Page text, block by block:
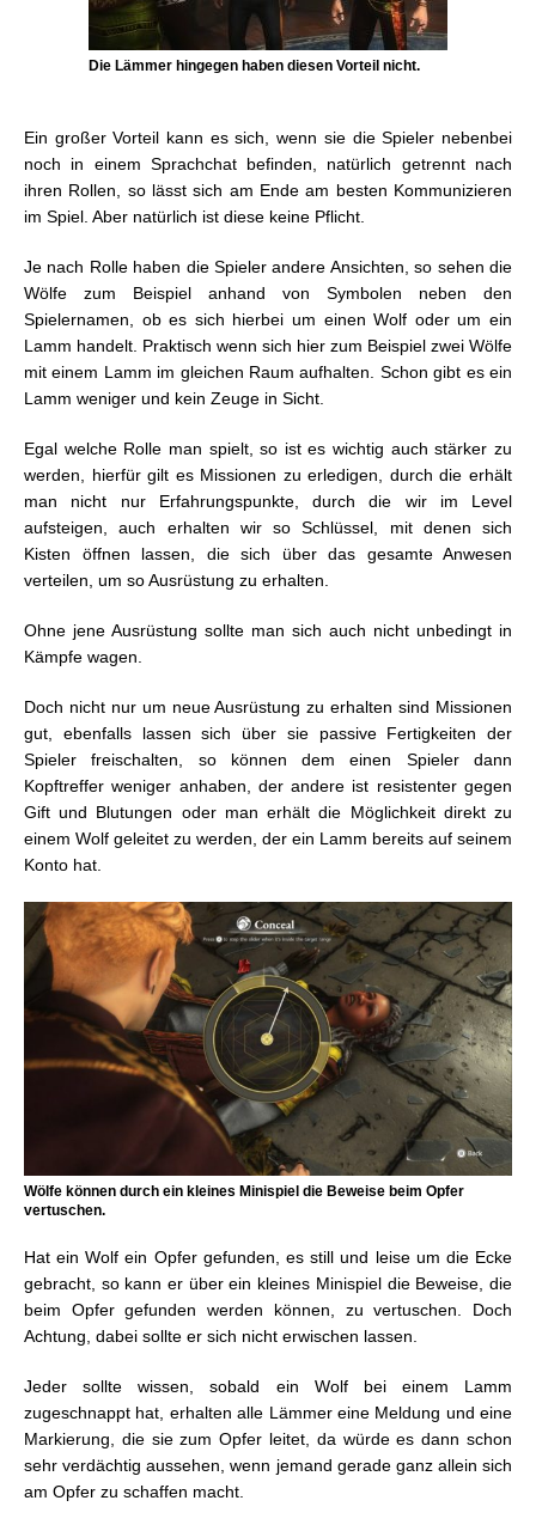
Die Lämmer hingegen haben diesen Vorteil nicht.
Ein großer Vorteil kann es sich, wenn sie die Spieler nebenbei
noch in einem Sprachchat befinden, natürlich getrennt nach
ihren Rollen, so lässt sich am Ende am besten Kommunizieren
im Spiel. Aber natürlich ist diese keine Pflicht.
Je nach Rolle haben die Spieler andere Ansichten, so sehen die
Wölfe zum Beispiel anhand von Symbolen neben den
Spielernamen, ob es sich hierbei um einen Wolf oder um ein
Lamm handelt. Praktisch wenn sich hier zum Beispiel zwei Wölfe
mit einem Lamm im gleichen Raum aufhalten. Schon gibt es ein
Lamm weniger und kein Zeuge in Sicht.
Egal welche Rolle man spielt, so ist es wichtig auch stärker zu
werden, hierfür gilt es Missionen zu erledigen, durch die erhält
man nicht nur Erfahrungspunkte, durch die wir im Level
aufsteigen, auch erhalten wir so Schlüssel, mit denen sich
Kisten öffnen lassen, die sich über das gesamte Anwesen
verteilen, um so Ausrüstung zu erhalten.
Ohne jene Ausrüstung sollte man sich auch nicht unbedingt in
Kämpfe wagen.
Doch nicht nur um neue Ausrüstung zu erhalten sind Missionen
gut, ebenfalls lassen sich über sie passive Fertigkeiten der
Spieler freischalten, so können dem einen Spieler dann
Kopftreffer weniger anhaben, der andere ist resistenter gegen
Gift und Blutungen oder man erhält die Möglichkeit direkt zu
einem Wolf geleitet zu werden, der ein Lamm bereits auf seinem
Konto hat.
Wölfe können durch ein kleines Minispiel die Beweise beim Opfer
vertuschen.
Hat ein Wolf ein Opfer gefunden, es still und leise um die Ecke
gebracht, so kann er über ein kleines Minispiel die Beweise, die
beim Opfer gefunden werden können, zu vertuschen. Doch
Achtung, dabei sollte er sich nicht erwischen lassen.
Jeder sollte wissen, sobald ein Wolf bei einem Lamm
zugeschnappt hat, erhalten alle Lämmer eine Meldung und eine
Markierung, die sie zum Opfer leitet, da würde es dann schon
sehr verdächtig aussehen, wenn jemand gerade ganz allein sich
am Opfer zu schaffen macht.